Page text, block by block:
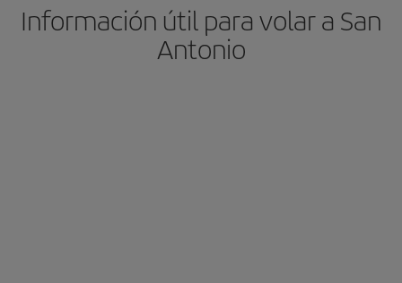
Información útil para volar a San
Antonio